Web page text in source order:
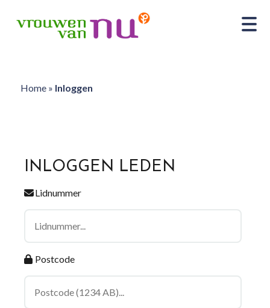
Home» Inloggen
INLOGGEN LEDEN
Lidnummer
Postcode